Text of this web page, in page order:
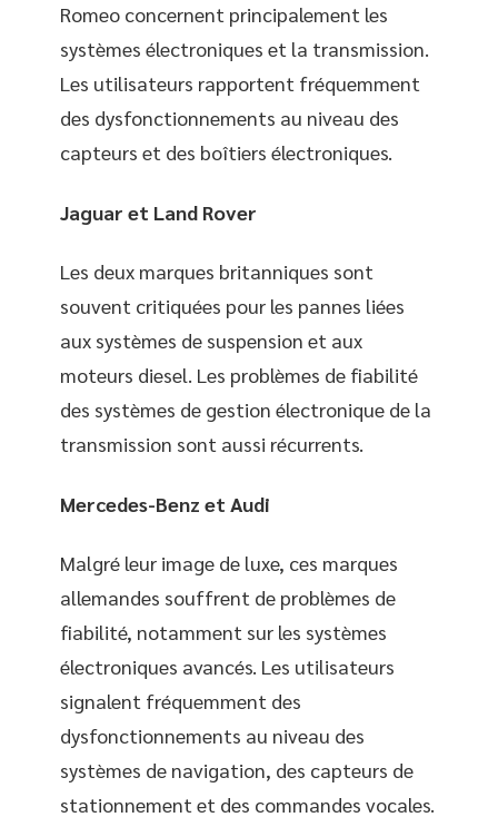
Romeo concernent principalement les
systèmes électroniques et la transmission.
Les utilisateurs rapportent fréquemment
des dysfonctionnements au niveau des
capteurs et des boîtiers électroniques.
Jaguar et Land Rover
Les deux marques britanniques sont
souvent critiquées pour les pannes liées
aux systèmes de suspension et aux
moteurs diesel. Les problèmes de fiabilité
des systèmes de gestion électronique de la
transmission sont aussi récurrents.
Mercedes-Benz et Audi
Malgré leur image de luxe, ces marques
allemandes souffrent de problèmes de
fiabilité, notamment sur les systèmes
électroniques avancés. Les utilisateurs
signalent fréquemment des
dysfonctionnements au niveau des
systèmes de navigation, des capteurs de
stationnement et des commandes vocales.